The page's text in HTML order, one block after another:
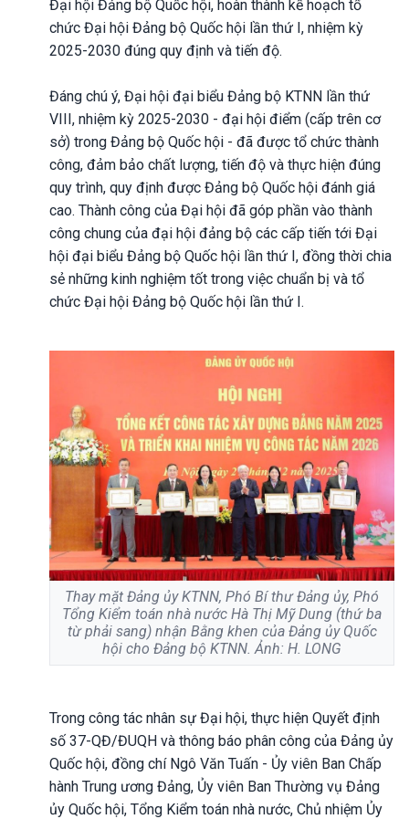
Đại hội Đảng bộ Quốc hội, hoàn thành kế hoạch tổ
chức Đại hội Đảng bộ Quốc hội lần thứ I, nhiệm kỳ
2025-2030 đúng quy định và tiến độ.
Đáng chú ý, Đại hội đại biểu Đảng bộ KTNN lần thứ
VIII, nhiệm kỳ 2025-2030 - đại hội điểm (cấp trên cơ
sở) trong Đảng bộ Quốc hội - đã được tổ chức thành
công, đảm bảo chất lượng, tiến độ và thực hiện đúng
quy trình, quy định được Đảng bộ Quốc hội đánh giá
cao. Thành công của Đại hội đã góp phần vào thành
công chung của đại hội đảng bộ các cấp tiến tới Đại
hội đại biểu Đảng bộ Quốc hội lần thứ I, đồng thời chia
sẻ những kinh nghiệm tốt trong việc chuẩn bị và tổ
chức Đại hội Đảng bộ Quốc hội lần thứ I.
Thay mặt Đảng ủy KTNN, Phó Bí thư Đảng ủy, Phó
Tổng Kiểm toán nhà nước Hà Thị Mỹ Dung (thứ ba
từ phải sang) nhận Bằng khen của Đảng ủy Quốc
hội cho Đảng bộ KTNN. Ảnh: H. LONG
Trong công tác nhân sự Đại hội, thực hiện Quyết định
số 37-QĐ/ĐUQH và thông báo phân công của Đảng ủy
Quốc hội, đồng chí Ngô Văn Tuấn - Ủy viên Ban Chấp
hành Trung ương Đảng, Ủy viên Ban Thường vụ Đảng
ủy Quốc hội, Tổng Kiểm toán nhà nước, Chủ nhiệm Ủy